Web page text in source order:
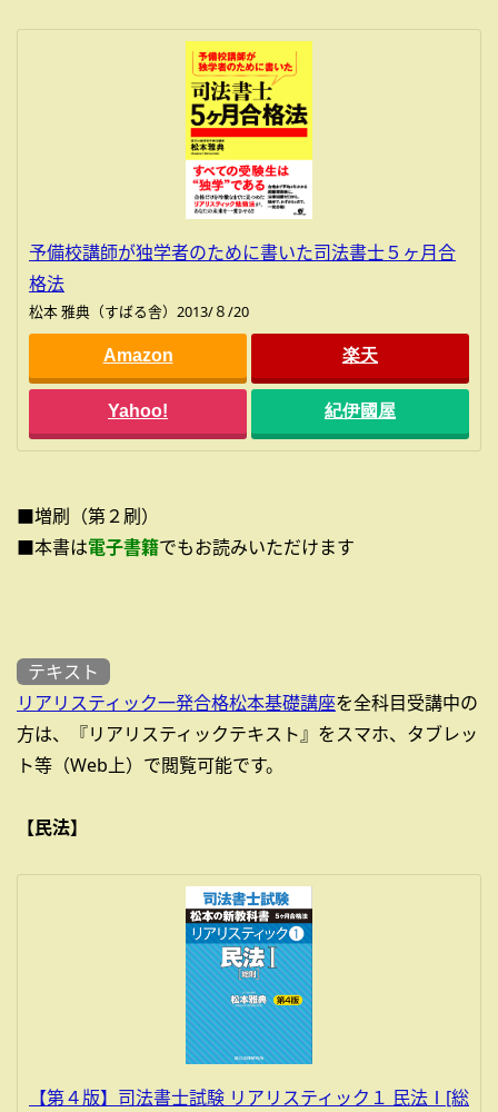
予備校講師が独学者のために書いた司法書士５ヶ月合
格法
松本 雅典（すばる舎）2013/８/20
Amazon 楽天
Yahoo! 紀伊國屋
■増刷（第２刷）
■本書は電子書籍でもお読みいただけます
テキスト
リアリスティック一発合格松本基礎講座を全科目受講中の
方は、『リアリスティックテキスト』をスマホ、タブレッ
ト等（Web上）で閲覧可能です。
【民法】
【第４版】司法書士試験 リアリスティック１ 民法Ⅰ[総